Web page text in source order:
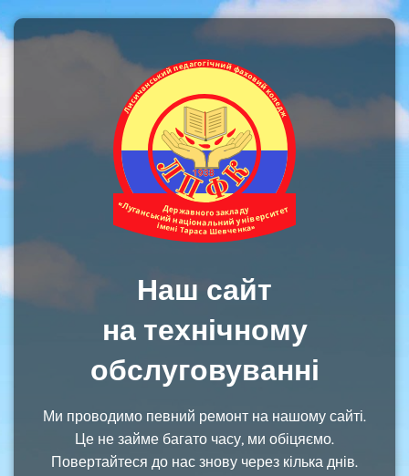
Наш сайт
на технічному
обслуговуванні
Ми проводимо певний ремонт на нашому сайті.
Це не займе багато часу, ми обіцяємо.
Повертайтеся до нас знову через кілька днів.